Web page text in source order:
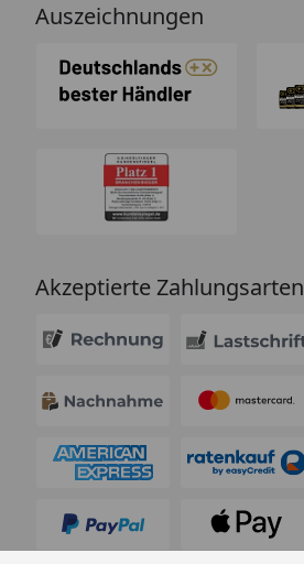
Auszeichnungen
Akzeptierte Zahlungsarten